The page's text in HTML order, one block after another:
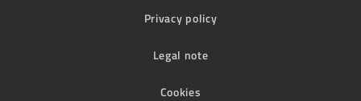
Privacy policy
Legal note
Cookies